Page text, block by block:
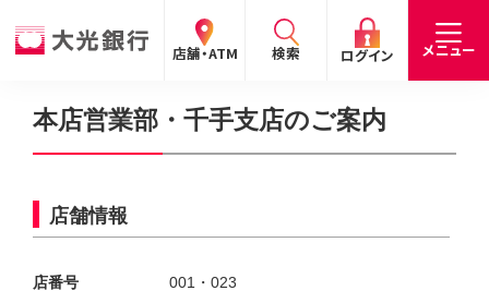
店舗・ATM 検索 ログイン メニュー
閉じる
手数料 預金金利 お問合わせ
お客さま
お客さま
閉じる
個人のお客さま
たいこうパーソナルe-バンキング
サービスのご案内
閉じる
本店営業部・千手支店のご案内
店舗情報
店番号 001・023